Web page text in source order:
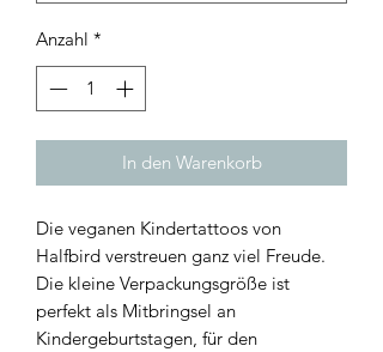
Anzahl *
In den Warenkorb
Die veganen Kindertattoos von
Halfbird verstreuen ganz viel Freude.
Die kleine Verpackungsgröße ist
perfekt als Mitbringsel an
Kindergeburtstagen, für den